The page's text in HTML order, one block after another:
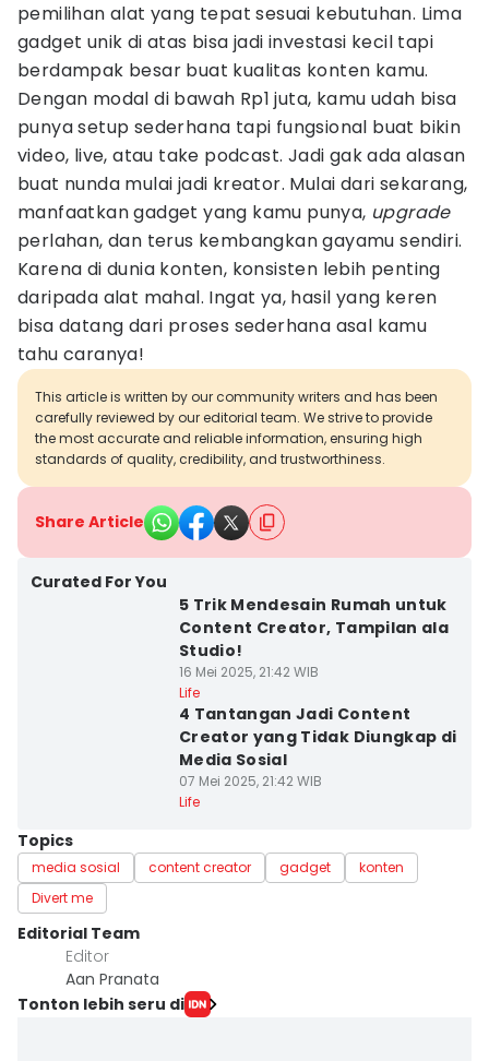
pemilihan alat yang tepat sesuai kebutuhan. Lima
gadget unik di atas bisa jadi investasi kecil tapi
berdampak besar buat kualitas konten kamu.
Dengan modal di bawah Rp1 juta, kamu udah bisa
punya setup sederhana tapi fungsional buat bikin
video, live, atau take podcast. Jadi gak ada alasan
buat nunda mulai jadi kreator. Mulai dari sekarang,
manfaatkan gadget yang kamu punya, upgrade
perlahan, dan terus kembangkan gayamu sendiri.
Karena di dunia konten, konsisten lebih penting
daripada alat mahal. Ingat ya, hasil yang keren
bisa datang dari proses sederhana asal kamu
tahu caranya!
This article is written by our community writers and has been
carefully reviewed by our editorial team. We strive to provide
the most accurate and reliable information, ensuring high
standards of quality, credibility, and trustworthiness.
Share Article
Curated For You
5 Trik Mendesain Rumah untuk
Content Creator, Tampilan ala
Studio!
16 Mei 2025, 21:42 WIB
Life
4 Tantangan Jadi Content
Creator yang Tidak Diungkap di
Media Sosial
07 Mei 2025, 21:42 WIB
Life
Topics
media sosial content creator gadget
konten
Divert me
Editorial Team
Editor
Aan Pranata
Tonton lebih seru di